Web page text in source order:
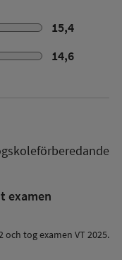
15,4
14,6
examen
tog examen VT 2025.